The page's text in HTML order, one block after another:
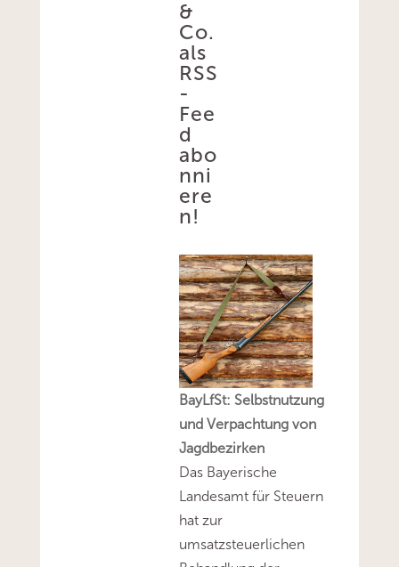
&
Co.
als
RSS
-
Fee
d
abo
nni
ere
n!
BayLfSt: Selbstnutzung
und Verpachtung von
Jagdbezirken
Das Bayerische
Landesamt für Steuern
hat zur
umsatzsteuerlichen